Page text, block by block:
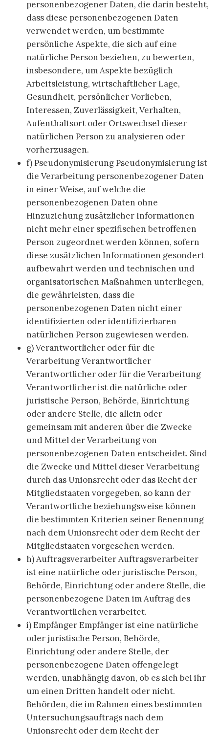
personenbezogener Daten, die darin besteht,
dass diese personenbezogenen Daten
verwendet werden, um bestimmte
persönliche Aspekte, die sich auf eine
natürliche Person beziehen, zu bewerten,
insbesondere, um Aspekte bezüglich
Arbeitsleistung, wirtschaftlicher Lage,
Gesundheit, persönlicher Vorlieben,
Interessen, Zuverlässigkeit, Verhalten,
Aufenthaltsort oder Ortswechsel dieser
natürlichen Person zu analysieren oder
vorherzusagen.
f) Pseudonymisierung Pseudonymisierung ist
die Verarbeitung personenbezogener Daten
in einer Weise, auf welche die
personenbezogenen Daten ohne
Hinzuziehung zusätzlicher Informationen
nicht mehr einer spezifischen betroffenen
Person zugeordnet werden können, sofern
diese zusätzlichen Informationen gesondert
aufbewahrt werden und technischen und
organisatorischen Maßnahmen unterliegen,
die gewährleisten, dass die
personenbezogenen Daten nicht einer
identifizierten oder identifizierbaren
natürlichen Person zugewiesen werden.
g) Verantwortlicher oder für die
Verarbeitung Verantwortlicher
Verantwortlicher oder für die Verarbeitung
Verantwortlicher ist die natürliche oder
juristische Person, Behörde, Einrichtung
oder andere Stelle, die allein oder
gemeinsam mit anderen über die Zwecke
und Mittel der Verarbeitung von
personenbezogenen Daten entscheidet. Sind
die Zwecke und Mittel dieser Verarbeitung
durch das Unionsrecht oder das Recht der
Mitgliedstaaten vorgegeben, so kann der
Verantwortliche beziehungsweise können
die bestimmten Kriterien seiner Benennung
nach dem Unionsrecht oder dem Recht der
Mitgliedstaaten vorgesehen werden.
h) Auftragsverarbeiter Auftragsverarbeiter
ist eine natürliche oder juristische Person,
Behörde, Einrichtung oder andere Stelle, die
personenbezogene Daten im Auftrag des
Verantwortlichen verarbeitet.
i) Empfänger Empfänger ist eine natürliche
oder juristische Person, Behörde,
Einrichtung oder andere Stelle, der
personenbezogene Daten offengelegt
werden, unabhängig davon, ob es sich bei ihr
um einen Dritten handelt oder nicht.
Behörden, die im Rahmen eines bestimmten
Untersuchungsauftrags nach dem
Unionsrecht oder dem Recht der